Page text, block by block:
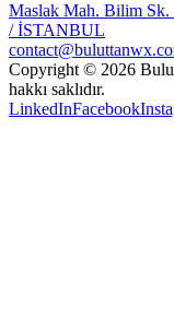
Maslak Mah. Bilim Sk.
/ İSTANBUL
Copyright © 2026
hakkı saklıdır.
LinkedInFacebook